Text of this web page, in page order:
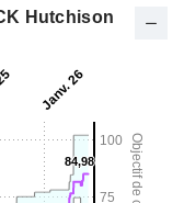
Hutchison